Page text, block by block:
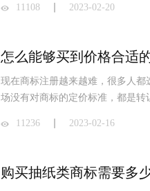
11108 2023-02-20
怎么能够买到价格合适
现在商标注册越来越难，很多人
场没有对商标的定价标准，都是转
11236 2023-02-16
购买抽纸类商标需要多